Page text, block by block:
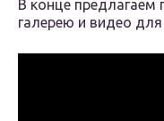
В конце
галерею и видео